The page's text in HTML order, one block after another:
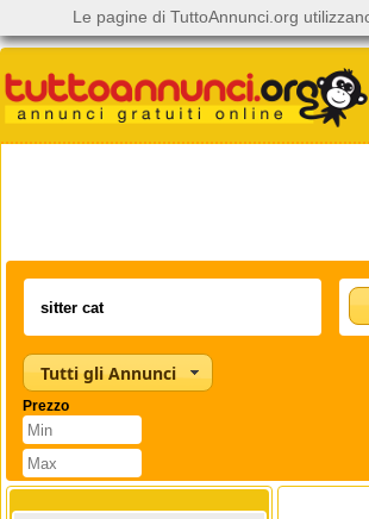
Tutti gli Annunci
Prezzo
Le pagine di TuttoAnnunci.org